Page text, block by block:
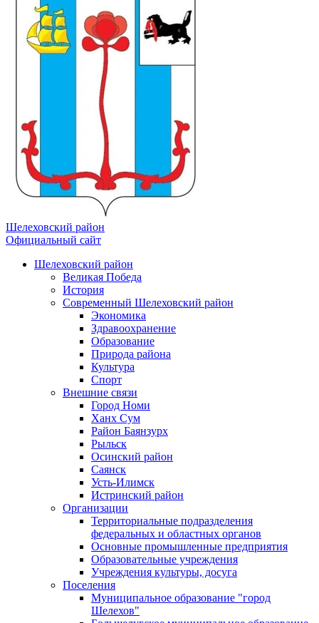
Шелеховский район
Официальный сайт
Шелеховский район
Великая Победа
История
Современный Шелеховский район
Экономика
Здравоохранение
Образование
Природа района
Культура
Спорт
Внешние связи
Город Номи
Ханх Сум
Район Баянзурх
Рыльск
Осинский район
Саянск
Усть-Илимск
Истринский район
Организации
Территориальные подразделения
федеральных и областных органов
Основные промышленные предприятия
Образовательные учреждения
Учреждения культуры, досуга
Поселения
Муниципальное образование "город
Шелехов"